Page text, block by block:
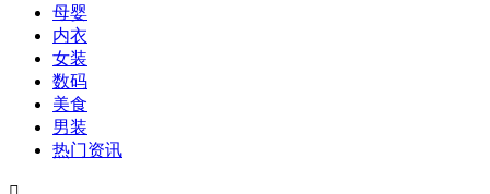
母婴
内衣
女装
数码
美食
男装
热门资讯